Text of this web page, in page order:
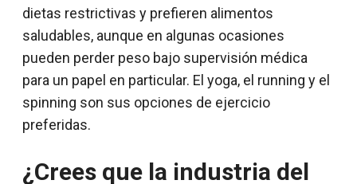
dietas restrictivas y prefieren alimentos
saludables, aunque en algunas ocasiones
pueden perder peso bajo supervisión médica
para un papel en particular. El yoga, el running y el
spinning son sus opciones de ejercicio
preferidas.
¿Crees que la industria del